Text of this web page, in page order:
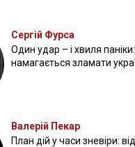
Сергій Фурса
Один удар – і хвиля
намагається зламати
Валерій Пекар
План дій у часи зневіри: